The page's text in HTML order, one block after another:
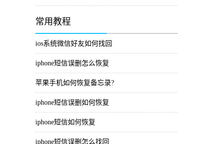
常用教程
ios系统微信好友如何找回
iphone短信误删怎么恢复
苹果手机如何恢复备忘录?
iphone短信误删如何恢复
iphone短信如何恢复
iphone短信误删怎么找回